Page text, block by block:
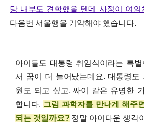
당 내부도 견학했을 텐데 사정이 여의
다음번 서울행을 기약해야 했습니다.
아이들도 대통령 취임식이라는 특
서 꿈이 더 늘어났는데요. 대통령도
원도 되고 싶고, 싸이 같은 유명한
합니다. 그럼 과학자를 만나게 해주
되는 것일까요? 정말 아이다운 생각